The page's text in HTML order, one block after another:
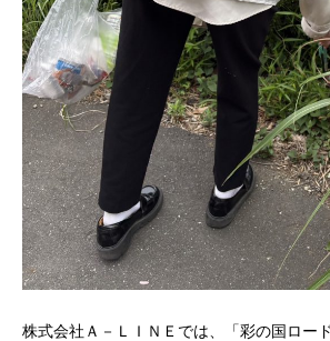
株式会社Ａ－ＬＩＮＥでは、「彩の国ロー